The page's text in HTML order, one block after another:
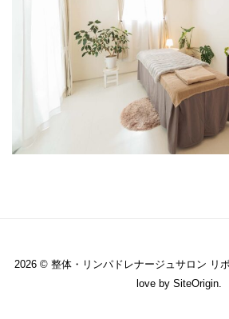
2026 © 整体・リンパドレナージュサロン リ
love by SiteOrigin.